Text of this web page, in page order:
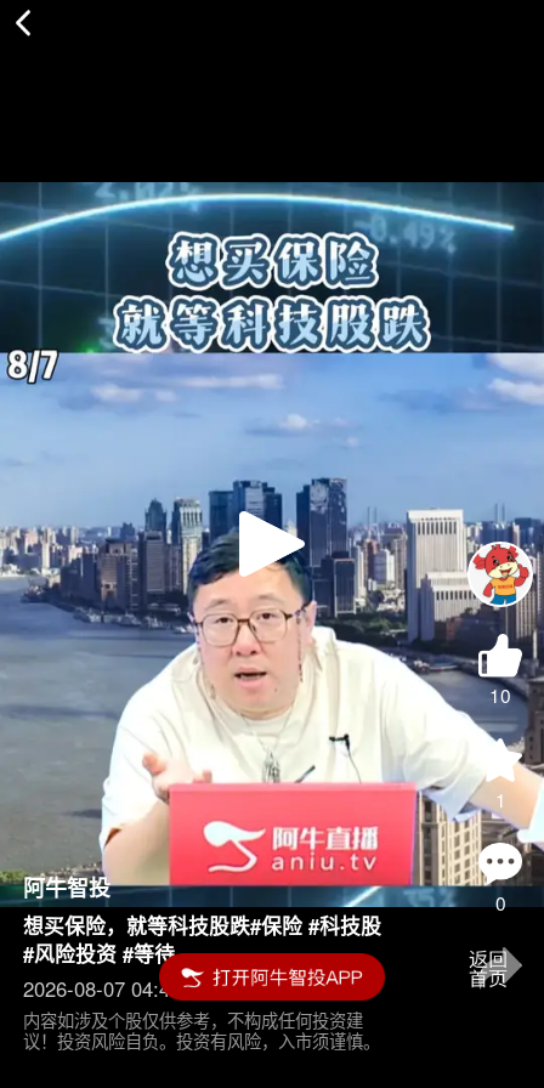
Play
Video
10
1
0
阿牛智投
想买保险，就等科技股跌#保险 #科技股
#风险投资 #等待
2026-08-07 04:45
内容如涉及个股仅供参考，不构成任何投资建
议！投资风险自负。投资有风险，入市须谨慎。